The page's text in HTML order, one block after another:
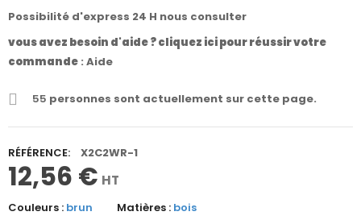
Possibilité d'express 24 H nous consulter
vous avez besoin d'aide ? cliquez ici pour réussir votre
commande : Aide
55 personnes sont actuellement sur cette page.
RÉFÉRENCE: X2C2WR-1
12,56 € HT
Couleurs : brun Matières : bois